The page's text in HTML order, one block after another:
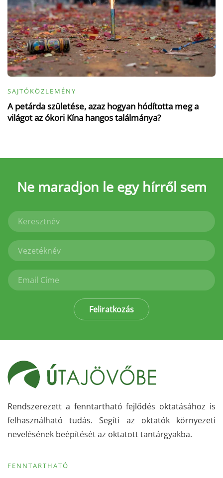
SAJTÓKÖZLEMÉNY
A petárda születése, azaz hogyan hódította meg a
világot az ókori Kína hangos találmánya?
Ne maradjon le egy hírről sem
Feliratkozás
Rendszerezett a fenntartható fejlődés oktatásához is
felhasználható tudás. Segíti az oktatók környezeti
nevelésének beépítését az oktatott tantárgyakba.
FENNTARTHATÓ